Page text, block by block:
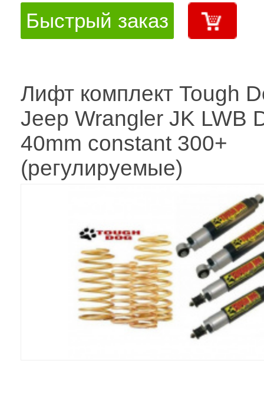
Быстрый заказ
Лифт комплект Tough
Jeep Wrangler JK LWB
40mm constant 300+
(регулируемые)